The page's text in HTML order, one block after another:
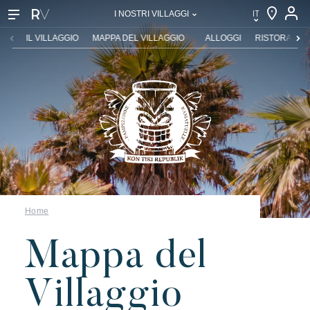
IT
IT
DE
NL
I NOSTRI VILLAGGI
I nostri villaggi
IL VILLAGGIO MAPPA DEL VILLAGGIO ALLOGGI RISTORANTI
Home
Mappa del
Villaggio